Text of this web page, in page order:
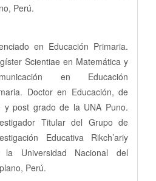
Perú.
en Educación Primaria.
Scientiae en Matemática y
en Educación
Doctor en Educación, de
y post grado de la UNA Puno.
Titular del Grupo de
Educativa Rikch’ariy
la Universidad Nacional del
Perú.